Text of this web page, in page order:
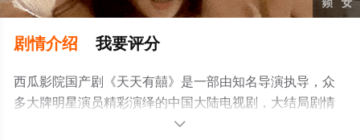
剧情介绍 我要评分
西瓜影院国产剧《天天有囍》是一部由知名导演执导，众
多大牌明星演员精彩演绎的中国大陆电视剧，大结局剧情
已揭晓（1-24全集），手机免费观看高清未删减完整版电
